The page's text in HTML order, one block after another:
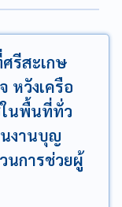
รีสะเกษ
หวังเครือ
ในพื้นที่ทั่ว
นงานบุญ
นการช่วยผู้